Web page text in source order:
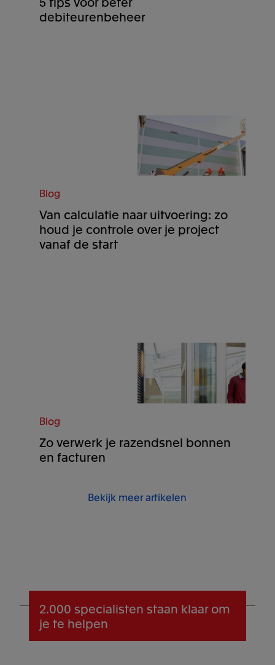
debiteurenbeheer
Blog
Van calculatie naar uitvoering: zo
houd je controle over je project
vanaf de start
Blog
Zo verwerk je razendsnel bonnen
en facturen
Bekijk meer artikelen
2.000 specialisten staan klaar om
je te helpen